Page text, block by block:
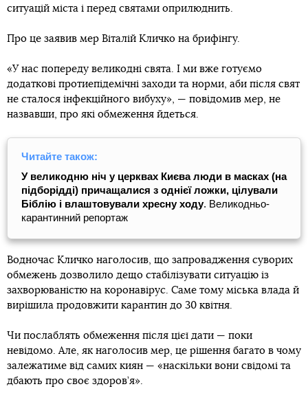
ситуацій міста і перед святами оприлюднить.
Про це заявив мер Віталій Кличко на брифінгу.
«У нас попереду великодні свята. І ми вже готуємо
додаткові протиепідемічні заходи та норми, аби після свят
не сталося інфекційного вибуху», — повідомив мер, не
назвавши, про які обмеження йдеться.
Читайте також:
У великодню ніч у церквах Києва люди в масках (на
підборідді) причащалися з однієї ложки, цілували
Біблію і влаштовували хресну ходу. Великодньо-
карантинний репортаж
Водночас Кличко наголосив, що запровадження суворих
обмежень дозволило дещо стабілізувати ситуацію із
захворюваністю на коронавірус. Саме тому міська влада й
вирішила продовжити карантин до 30 квітня.
Чи послаблять обмеження після цієї дати — поки
невідомо. Але, як наголосив мер, це рішення багато в чому
залежатиме від самих киян — «наскільки вони свідомі та
дбають про своє здоров’я».